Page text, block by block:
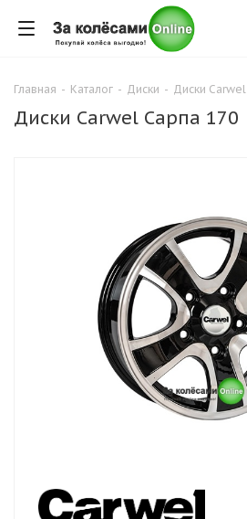
Главная - Каталог - Диски - Диски Carwel
Диски Carwel Сарпа 170